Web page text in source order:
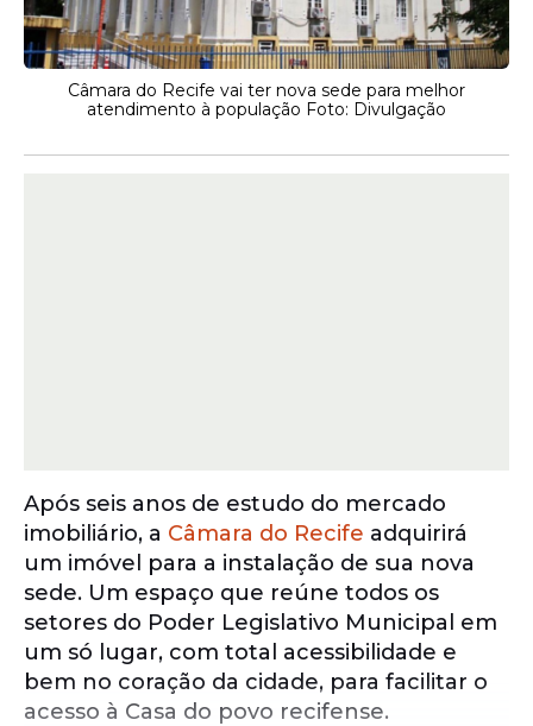
Câmara do Recife vai ter nova sede para melhor
atendimento à população Foto: Divulgação
Após seis anos de estudo do mercado
imobiliário, a Câmara do Recife adquirirá
um imóvel para a instalação de sua nova
sede. Um espaço que reúne todos os
setores do Poder Legislativo Municipal em
um só lugar, com total acessibilidade e
bem no coração da cidade, para facilitar o
acesso à Casa do povo recifense.